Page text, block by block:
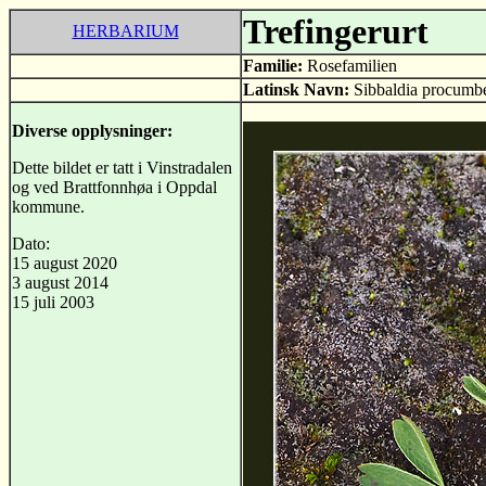
HERBARIUM Trefingerurt
Familie: Rosefamilien
Latinsk Navn: Sibbaldia
Diverse opplysninger:
Dette bildet er tatt i Vinstradalen
og ved Brattfonnhøa i Oppdal
kommune.
Dato:
15 august 2020
3 august 2014
15 juli 2003